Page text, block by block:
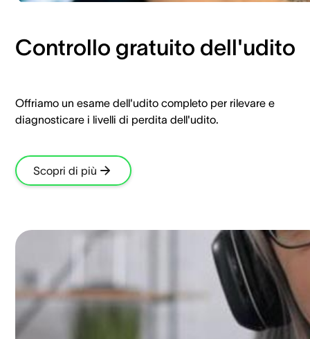
Controllo gratuito dell'udito
Offriamo un esame dell'udito completo per rilevare e
diagnosticare i livelli di perdita dell'udito.
Scopri di più